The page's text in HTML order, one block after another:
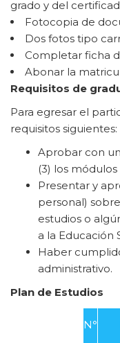
grado y del
Fotocopia de
Dos fotos tipo
Completar ficha
Abonar la
Requisitos de
Para egresar el
requisitos siguientes:
Aprobar con
(3) los
Presentar y
personal)
estudios o
a la Educación
Haber
administrativo.
Plan de Estudios
N°